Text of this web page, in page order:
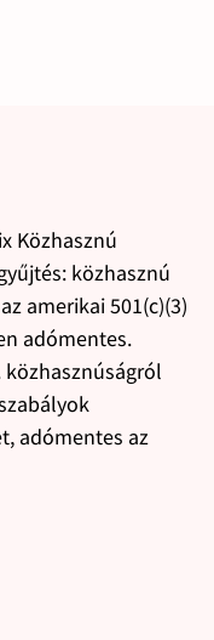
Közhasznú
közhasznú
amerikai 501(c)(3)
adómentes.
közhasznúságról
adómentes az